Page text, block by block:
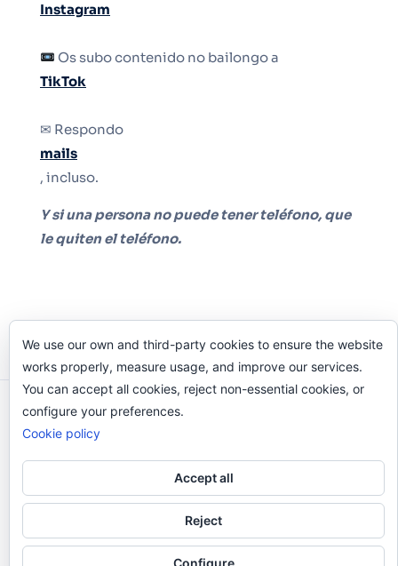
Instagram
Os subo contenido no bailongo a
TikTok
✉ Respondo
mails
, incluso.
Y si una persona no puede tener teléfono, que
le quiten el teléfono.
Odi O'Malley © 2016-2025. Todos Los Derechos
We use our own and third-party cookies to ensure the website
works properly, measure usage, and improve our services.
You can accept all cookies, reject non-essential cookies, or
configure your preferences.
Cookie policy
Accept all
Reject
Configure